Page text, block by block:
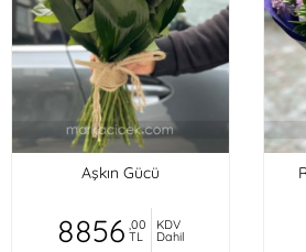
Aşkın Gücü
8856 ,00
TL
KDV
Dahil